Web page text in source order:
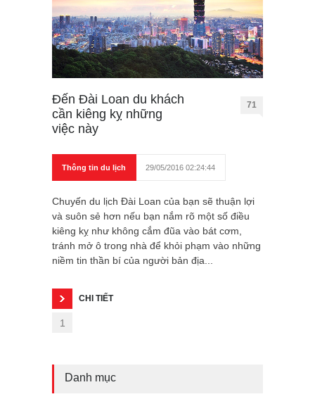
Đến Đài Loan du khách
cần kiêng kỵ những
việc này
71
Thông tin du lịch 29/05/2016 02:24:44
Chuyến du lịch Đài Loan của bạn sẽ thuận lợi
và suôn sẻ hơn nếu bạn nắm rõ một số điều
kiêng kỵ như không cắm đũa vào bát cơm,
tránh mở ô trong nhà để khỏi phạm vào những
niềm tin thần bí của người bản địa...
CHI TIẾT
1
Danh mục